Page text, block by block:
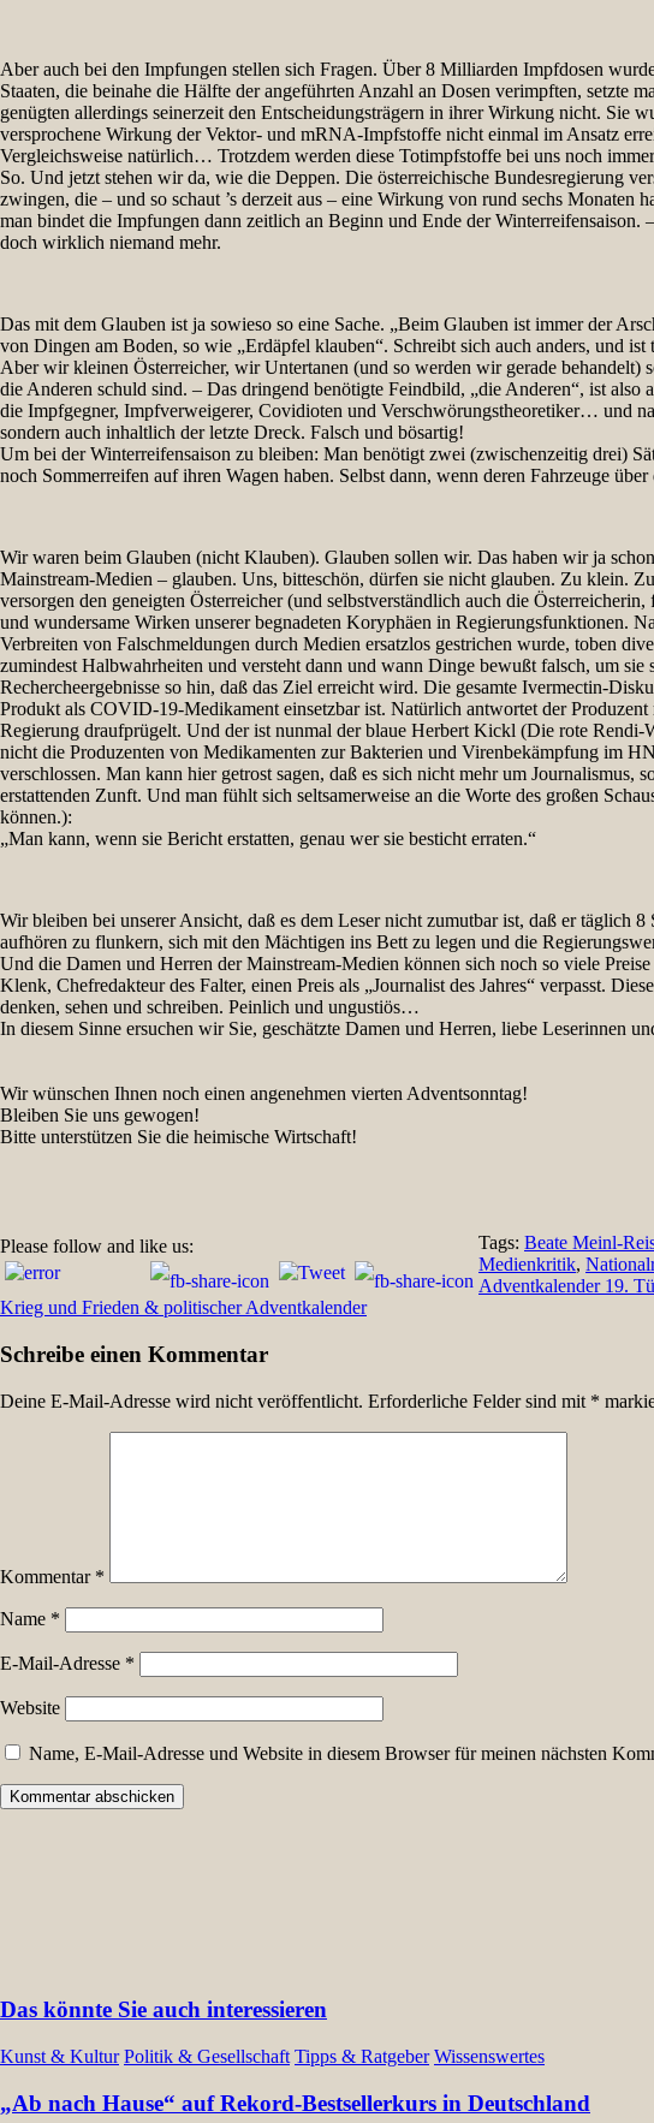
Aber auch bei den Impfungen stellen sich Fragen. Über 8 Milliarden Impfdosen
Staaten, die beinahe die Hälfte der angeführten Anzahl an Dosen verimpften, setzte
genügten allerdings seinerzeit den Entscheidungsträgern in ihrer Wirkung nicht. Sie
versprochene Wirkung der Vektor- und mRNA-Impfstoffe nicht einmal im Ansatz
Vergleichsweise natürlich… Trotzdem werden diese Totimpfstoffe bei uns noch
So. Und jetzt stehen wir da, wie die Deppen. Die österreichische Bundesregierung
zwingen, die – und so schaut ’s derzeit aus – eine Wirkung von rund sechs
man bindet die Impfungen dann zeitlich an Beginn und Ende der
doch wirklich niemand mehr.
Das mit dem Glauben ist ja sowieso so eine Sache. „Beim Glauben ist immer der
von Dingen am Boden, so wie „Erdäpfel klauben“. Schreibt sich auch anders, und
Aber wir kleinen Österreicher, wir Untertanen (und so werden wir gerade
die Anderen schuld sind. – Das dringend benötigte Feindbild, „die Anderen“, ist also
die Impfgegner, Impfverweigerer, Covidioten und Verschwörungstheoretiker… und
sondern auch inhaltlich der letzte Dreck. Falsch und bösartig!
Um bei der Winterreifensaison zu bleiben: Man benötigt zwei (zwischenzeitig drei)
noch Sommerreifen auf ihren Wagen haben. Selbst dann, wenn deren Fahrzeuge
Wir waren beim Glauben (nicht Klauben). Glauben sollen wir. Das haben wir ja
Mainstream-Medien – glauben. Uns, bitteschön, dürfen sie nicht glauben. Zu klein.
versorgen den geneigten Österreicher (und selbstverständlich auch die
und wundersame Wirken unserer begnadeten Koryphäen in Regierungsfunktionen.
Verbreiten von Falschmeldungen durch Medien ersatzlos gestrichen wurde, toben
zumindest Halbwahrheiten und versteht dann und wann Dinge bewußt falsch, um
Rechercheergebnisse so hin, daß das Ziel erreicht wird. Die gesamte Ivermectin-
Produkt als COVID-19-Medikament einsetzbar ist. Natürlich antwortet der
Regierung draufprügelt. Und der ist nunmal der blaue Herbert Kickl (Die rote
nicht die Produzenten von Medikamenten zur Bakterien und Virenbekämpfung im
verschlossen. Man kann hier getrost sagen, daß es sich nicht mehr um
erstattenden Zunft. Und man fühlt sich seltsamerweise an die Worte des großen
können.):
„Man kann, wenn sie Bericht erstatten, genau wer sie besticht erraten.“
Wir bleiben bei unserer Ansicht, daß es dem Leser nicht zumutbar ist, daß er täglich
aufhören zu flunkern, sich mit den Mächtigen ins Bett zu legen und die
Und die Damen und Herren der Mainstream-Medien können sich noch so viele
Klenk, Chefredakteur des Falter, einen Preis als „Journalist des Jahres“ verpasst.
denken, sehen und schreiben. Peinlich und ungustiös…
In diesem Sinne ersuchen wir Sie, geschätzte Damen und Herren, liebe Leserinnen
Wir wünschen Ihnen noch einen angenehmen vierten Adventsonntag!
Bleiben Sie uns gewogen!
Bitte unterstützen Sie die heimische Wirtschaft!
Please follow and like us: Tags: Beate Meinl-
Medienkritik,
Beitragsnavigation
Adventkalender 19.
Krieg und Frieden & politischer Adventkalender
Schreibe einen Kommentar
Deine E-Mail-Adresse wird nicht veröffentlicht. Erforderliche Felder sind mit *
Kommentar *
Name *
E-Mail-Adresse *
Website
Name, E-Mail-Adresse und Website in diesem Browser für meinen nächsten
Das könnte Sie auch interessieren
Kunst & Kultur Politik & Gesellschaft Tipps & Ratgeber Wissenswertes
„Ab nach Hause“ auf Rekord-Bestsellerkurs in Deutschland